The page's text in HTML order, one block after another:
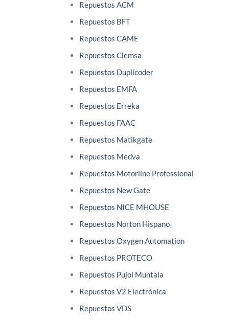
Repuestos ACM
Repuestos BFT
Repuestos CAME
Repuestos Clemsa
Repuestos Duplicoder
Repuestos EMFA
Repuestos Erreka
Repuestos FAAC
Repuestos Matikgate
Repuestos Medva
Repuestos Motorline Professional
Repuestos New Gate
Repuestos NICE MHOUSE
Repuestos Norton Hispano
Repuestos Oxygen Automation
Repuestos PROTECO
Repuestos Pujol Muntala
Repuestos V2 Electrónica
Repuestos VDS